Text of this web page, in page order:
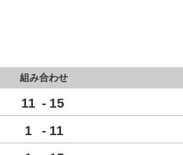
組み合わせ
11 - 15
1 - 11